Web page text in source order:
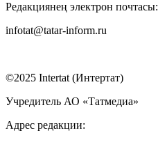
Редакциянең электрон почтасы:
infotat@tatar-inform.ru
©2025 Intertat (Интертат)
Учредитель АО «Татмедиа»
Адрес редакции: